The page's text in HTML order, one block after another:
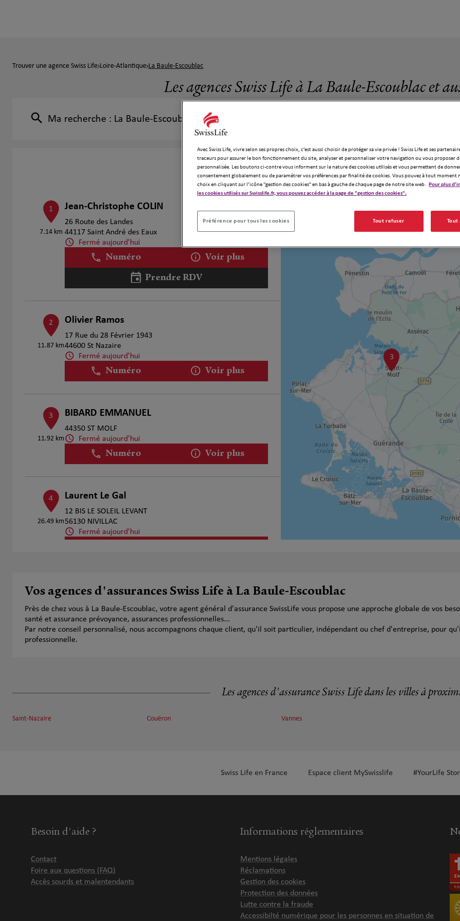
Trouver une agence Swiss Life Loire-Atlantique La Baule-Escoublac
Les agences Swiss Life à La Baule-Escoublac et
Ma recherche : La Baule-Escoublac
4 agences Swiss Life à La Baule-Escoublac
1
7.14 km
Jean-Christophe COLIN
26 Route des Landes
44117 Saint André des Eaux
Fermé aujourd'hui
Numéro Voir plus
Prendre RDV
2
11.87 km
Olivier Ramos
17 Rue du 28 Février 1943
44600 St Nazaire
Fermé aujourd'hui
Numéro Voir plus
3
11.92 km
BIBARD EMMANUEL
44350 ST MOLF
Fermé aujourd'hui
Numéro Voir plus
4
26.49 km
Laurent Le Gal
12 BIS LE SOLEIL LEVANT
56130 NIVILLAC
Fermé aujourd'hui
3
Vos agences d'assurances Swiss Life à La Baule-Escoublac
Près de chez vous à La Baule-Escoublac, votre agent général d'assurance SwissLife vous propose une approche globale de vos
santé et assurance prévoyance, assurances professionnelles...
Par notre conseil personnalisé, nous accompagnons chaque client, qu'il soit particulier, indépendant ou chef d'entreprise, pour
professionnelle.
Les agences d'assurance Swiss Life dans les villes à
Saint-Nazaire Couëron Vannes
Swiss Life en France Espace client MySwisslife #YourLife
Besoin d'aide ?
Contact
Foire aux questions (FAQ)
Accès sourds et malentendants
Informations réglementaires
Mentions légales
Réclamations
Gestion des cookies
Protection des données
Lutte contre la fraude
Accessibilté numérique pour les personnes en situation de
Avec Swiss Life, vivre selon ses propres choix, c’est aussi choisir de protéger sa vie privée ! Swiss Life et ses
traceurs pour assurer le bon fonctionnement du site, analyser et personnaliser votre navigation ou vous proposer
personnalisée. Les boutons ci-contre vous informent sur la nature des cookies utilisés et vous permettent de
consentement globalement ou de paramétrer vos préférences par finalité de cookies. Vous pouvez à tout moment
choix en cliquant sur l’icône "gestion des cookies" en bas à gauche de chaque page de notre site web. Pour plus
les cookies utilisés sur Swisslife.fr, vous pouvez accéder à la page de "gestion des cookies".
Préférence pour tous les cookies Tout refuser